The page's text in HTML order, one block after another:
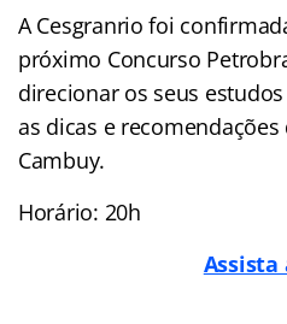
A Cesgranrio foi
próximo Concurso
direcionar os seus
as dicas e
Cambuy.
Horário: 20h
Assista